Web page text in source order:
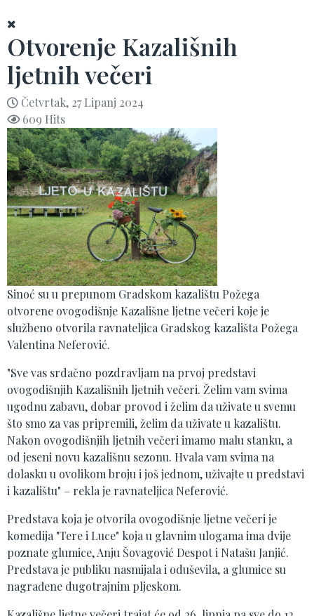
Otvorenje Kazališnih
ljetnih večeri
Četvrtak, 27 Lipanj 2024
609 Hits
Sinoć su u prepunom Gradskom kazalištu Požega
otvorene ovogodišnje Kazališne ljetne večeri koje je
službeno otvorila ravnateljica Gradskog kazališta Požega
Valentina Neferović.
"Sve vas srdačno pozdravljam na prvoj predstavi
ovogodišnjih Kazališnih ljetnih večeri. Želim vam svima
ugodnu zabavu, dobar provod i želim da uživate u svemu
što smo za vas pripremili, želim da uživate u kazalištu.
Nakon ovogodišnjih ljetnih večeri imamo malu stanku, a
od jeseni novu kazališnu sezonu. Hvala vam svima na
dolasku u ovolikom broju i još jednom, uživajte u predstavi
i kazalištu" – rekla je ravnateljica Neferović.
Predstava koja je otvorila ovogodišnje ljetne večeri je
komedija "Tere i Luce" koja u glavnim ulogama ima dvije
poznate glumice, Anju Šovagović Despot i Natašu Janjić.
Predstava je publiku nasmijala i oduševila, a glumice su
nagrađene dugotrajnim pljeskom.